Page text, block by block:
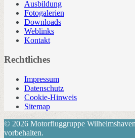
Ausbildung
Fotogalerien
Downloads
Weblinks
Kontakt
Rechtliches
Impressum
Datenschutz
Cookie-Hinweis
Sitemap
© 2026 Motorfluggruppe
vorbehalten.